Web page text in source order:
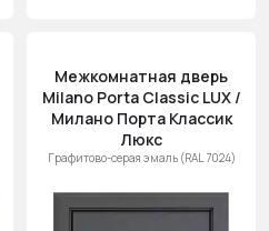
Межкомнатная дверь
Milano Porta Classic LUX /
Милано Порта Классик
Люкс
Графитово-серая эмаль (RAL 7024)